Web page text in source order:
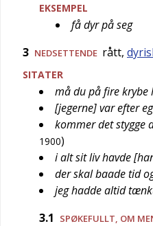
EKSEMPEL
få dyr på seg
3 NEDSETTENDE rått,
SITATER
må du på fire krybe
[jegerne] var efter
kommer det stygge
1900)
i alt sit liv havde
der skal baade tid
jeg hadde altid
3.1
SPØKEFULLT , OM